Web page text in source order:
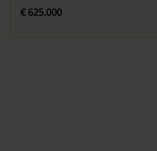
€ 625.000